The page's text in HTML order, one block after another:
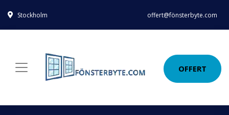
Stockholm offert@fönsterbyte.com
OFFERT